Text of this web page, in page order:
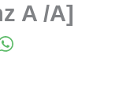
A /A]